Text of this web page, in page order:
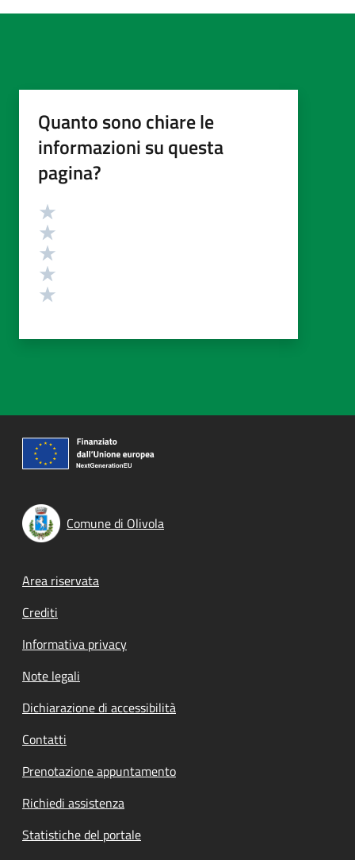
Quanto sono chiare le
informazioni su questa
pagina?
Valutazione
Comune di Olivola
Footer menu
Area riservata
Crediti
Informativa privacy
Note legali
Dichiarazione di accessibilità
Contatti
Prenotazione appuntamento
Richiedi assistenza
Statistiche del portale